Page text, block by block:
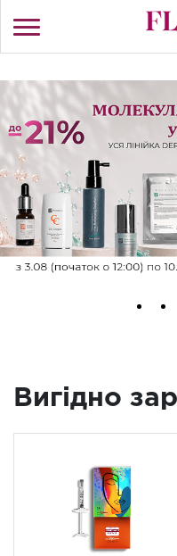
Увійти /
КАТАЛОГ
ПРО МАГАЗИН
КОНТАКТИ
ДОСТАВКА І ОПЛАТА
Вигідно